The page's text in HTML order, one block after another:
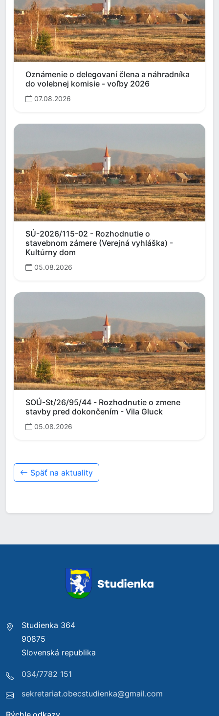
Oznámenie o delegovaní člena a náhradníka
do volebnej komisie - voľby 2026
07.08.2026
SÚ-2026/115-02 - Rozhodnutie o
stavebnom zámere (Verejná vyhláška) -
Kultúrny dom
05.08.2026
SOÚ-St/26/95/44 - Rozhodnutie o zmene
stavby pred dokončením - Vila Gluck
05.08.2026
Späť na aktuality
Studienka 364
90875
Slovenská republika
034/7782 151
sekretariat.obecstudienka@gmail.com